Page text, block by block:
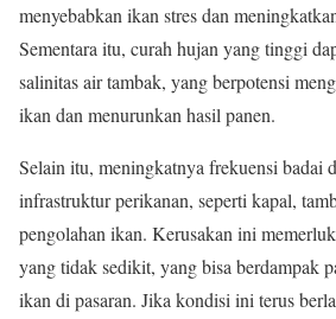
menyebabkan ikan stres dan
Sementara itu, curah hujan yang tinggi
salinitas air tambak, yang berpotensi
ikan dan menurunkan hasil panen.
Selain itu, meningkatnya frekuensi badai
infrastruktur perikanan, seperti kapal,
pengolahan ikan. Kerusakan ini
yang tidak sedikit, yang bisa berdampak
ikan di pasaran. Jika kondisi ini terus